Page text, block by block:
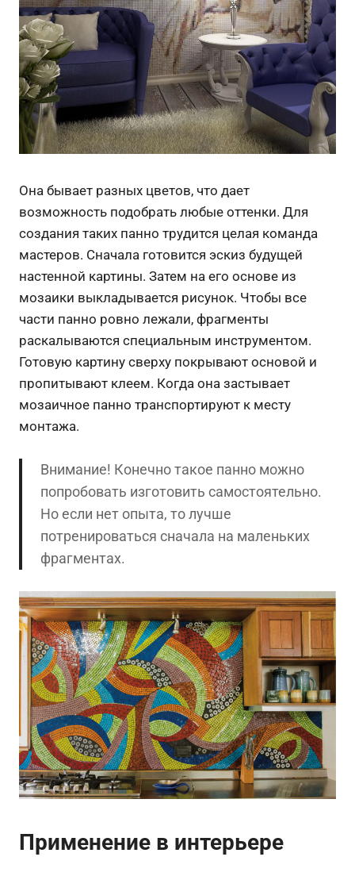
Она бывает разных цветов, что дает
возможность подобрать любые оттенки. Для
создания таких панно трудится целая команда
мастеров. Сначала готовится эскиз будущей
настенной картины. Затем на его основе из
мозаики выкладывается рисунок. Чтобы все
части панно ровно лежали, фрагменты
раскалываются специальным инструментом.
Готовую картину сверху покрывают основой и
пропитывают клеем. Когда она застывает
мозаичное панно транспортируют к месту
монтажа.
Внимание! Конечно такое панно можно
попробовать изготовить самостоятельно.
Но если нет опыта, то лучше
потренироваться сначала на маленьких
фрагментах.
Применение в интерьере